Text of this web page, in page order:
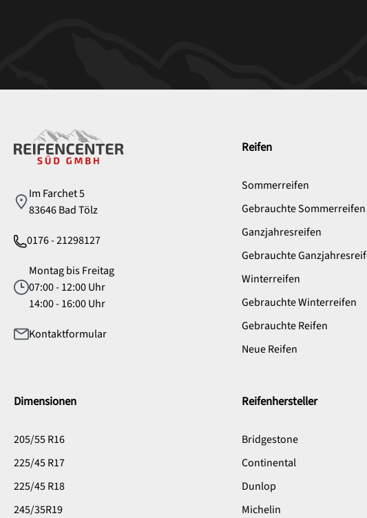
Im Farchet 5
83646 Bad Tölz
0176 - 21298127
Montag bis Freitag
07:00 - 12:00 Uhr
14:00 - 16:00 Uhr
Kontaktformular
Reifen
Sommerreifen
Gebrauchte Sommerreifen
Ganzjahresreifen
Gebrauchte
Winterreifen
Gebrauchte Winterreifen
Gebrauchte Reifen
Neue Reifen
Dimensionen
205/55 R16
225/45 R17
225/45 R18
245/35R19
Reifenhersteller
Bridgestone
Continental
Dunlop
Michelin